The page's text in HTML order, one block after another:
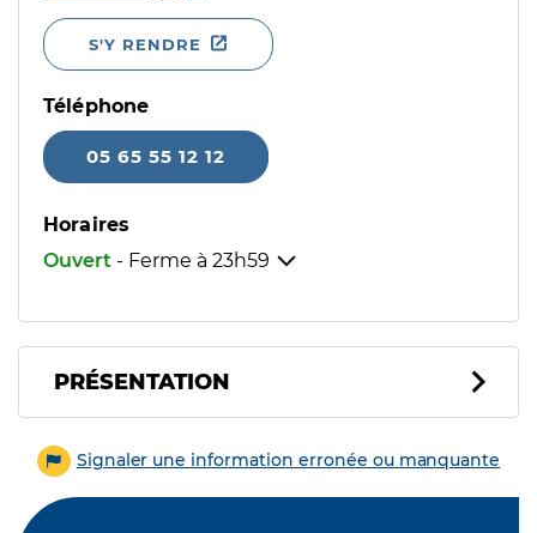
S'Y RENDRE
Téléphone
05 65 55 12 12
Horaires
Ouvert - Ferme à 23h59
PRÉSENTATION
Signaler une information erronée ou manquante